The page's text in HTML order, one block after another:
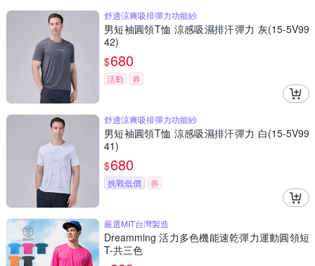
舒適涼爽吸排彈力功能紗
男短袖圓領T恤 涼感吸濕排汗彈力 灰(15-5V99
42)
$680
活動 券
舒適涼爽吸排彈力功能紗
男短袖圓領T恤 涼感吸濕排汗彈力 白(15-5V99
41)
$680
挑戰低價 券
嚴選MIT台灣製造
Dreamming 活力多色機能速乾彈力運動圓領短
T-共三色